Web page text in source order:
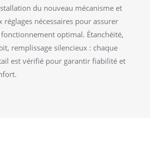
du nouveau mécanisme et
réglages nécessaires pour assurer
optimal. Étanchéité,
remplissage silencieux : chaque
est vérifié pour garantir fiabilité et